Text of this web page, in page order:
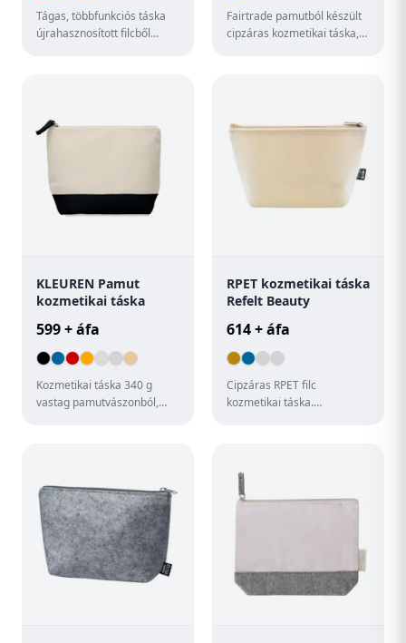
Tágas, többfunkciós táska
újrahasznosított filcből
Fairtrade pamutból készült
cipzáras kozmetikai táska,
KLEUREN Pamut
kozmetikai táska
599 + áfa
Kozmetikai táska 340 g
vastag pamutvászonból,
RPET kozmetikai táska
Refelt Beauty
614 + áfa
Cipzáras RPET filc
kozmetikai táska.